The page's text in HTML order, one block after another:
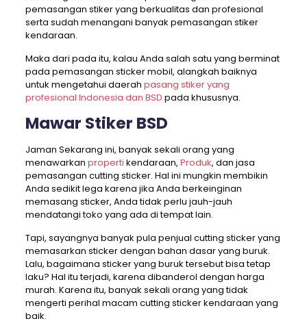
pemasangan stiker yang berkualitas dan profesional
serta sudah menangani banyak pemasangan stiker
kendaraan.
Maka dari pada itu, kalau Anda salah satu yang berminat
pada pemasangan sticker mobil, alangkah baiknya
untuk mengetahui daerah pasang stiker yang
profesional Indonesia dan BSD pada khususnya.
Mawar Stiker BSD
Jaman Sekarang ini, banyak sekali orang yang
menawarkan properti kendaraan, Produk, dan jasa
pemasangan cutting sticker. Hal ini mungkin membikin
Anda sedikit lega karena jika Anda berkeinginan
memasang sticker, Anda tidak perlu jauh-jauh
mendatangi toko yang ada di tempat lain.
Tapi, sayangnya banyak pula penjual cutting sticker yang
memasarkan sticker dengan bahan dasar yang buruk.
Lalu, bagaimana sticker yang buruk tersebut bisa tetap
laku? Hal itu terjadi, karena dibanderol dengan harga
murah. Karena itu, banyak sekali orang yang tidak
mengerti perihal macam cutting sticker kendaraan yang
baik.